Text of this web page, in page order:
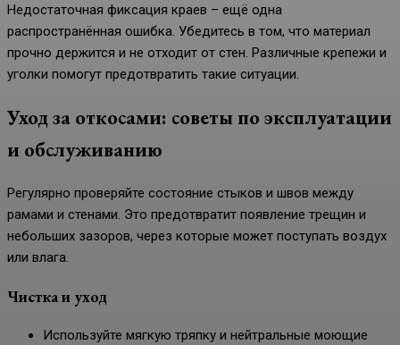
Недостаточная фиксация краев – ещё одна
распространённая ошибка. Убедитесь в том, что материал
прочно держится и не отходит от стен. Различные крепежи и
уголки помогут предотвратить такие ситуации.
Уход за откосами: советы по эксплуатации
и обслуживанию
Регулярно проверяйте состояние стыков и швов между
рамами и стенами. Это предотвратит появление трещин и
небольших зазоров, через которые может поступать воздух
или влага.
Чистка и уход
Используйте мягкую тряпку и нейтральные моющие